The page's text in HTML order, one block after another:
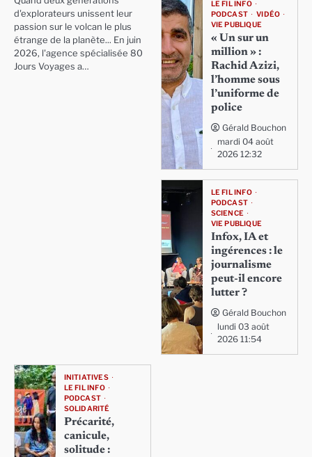
d'explorateurs unissent leur
passion sur le volcan le plus
étrange de la planète... En juin
2026, l'agence spécialisée 80
Jours Voyages a…
LE FIL INFO
PODCAST
VIDÉO
VIE PUBLIQUE
« Un sur un
million » :
Rachid Azizi,
l’homme sous
l’uniforme de
police
Gérald Bouchon
mardi 04 août
2026 12:32
LE FIL INFO
PODCAST
SCIENCE
VIE PUBLIQUE
Infox, IA et
ingérences : le
journalisme
peut-il encore
lutter ?
Gérald Bouchon
lundi 03 août
2026 11:54
INITIATIVES
LE FIL INFO
PODCAST
SOLIDARITÉ
Précarité,
canicule,
solitude :